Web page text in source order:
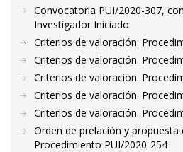
Convocatoria PUI/2020-307,
Investigador Iniciado
Criterios de valoración.
Criterios de valoración.
Criterios de valoración.
Criterios de valoración.
Criterios de valoración.
Orden de prelación y propuesta
Procedimiento PUI/2020-254